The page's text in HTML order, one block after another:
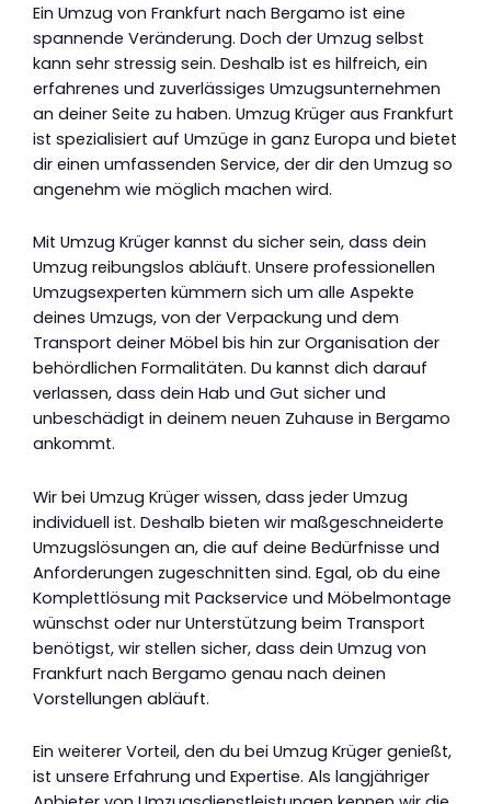
Ein Umzug von Frankfurt nach Bergamo ist eine
spannende Veränderung. Doch der Umzug selbst
kann sehr stressig sein. Deshalb ist es hilfreich, ein
erfahrenes und zuverlässiges Umzugsunternehmen
an deiner Seite zu haben. Umzug Krüger aus Frankfurt
ist spezialisiert auf Umzüge in ganz Europa und bietet
dir einen umfassenden Service, der dir den Umzug so
angenehm wie möglich machen wird.
Mit Umzug Krüger kannst du sicher sein, dass dein
Umzug reibungslos abläuft. Unsere professionellen
Umzugsexperten kümmern sich um alle Aspekte
deines Umzugs, von der Verpackung und dem
Transport deiner Möbel bis hin zur Organisation der
behördlichen Formalitäten. Du kannst dich darauf
verlassen, dass dein Hab und Gut sicher und
unbeschädigt in deinem neuen Zuhause in Bergamo
ankommt.
Wir bei Umzug Krüger wissen, dass jeder Umzug
individuell ist. Deshalb bieten wir maßgeschneiderte
Umzugslösungen an, die auf deine Bedürfnisse und
Anforderungen zugeschnitten sind. Egal, ob du eine
Komplettlösung mit Packservice und Möbelmontage
wünschst oder nur Unterstützung beim Transport
benötigst, wir stellen sicher, dass dein Umzug von
Frankfurt nach Bergamo genau nach deinen
Vorstellungen abläuft.
Ein weiterer Vorteil, den du bei Umzug Krüger genießt,
ist unsere Erfahrung und Expertise. Als langjähriger